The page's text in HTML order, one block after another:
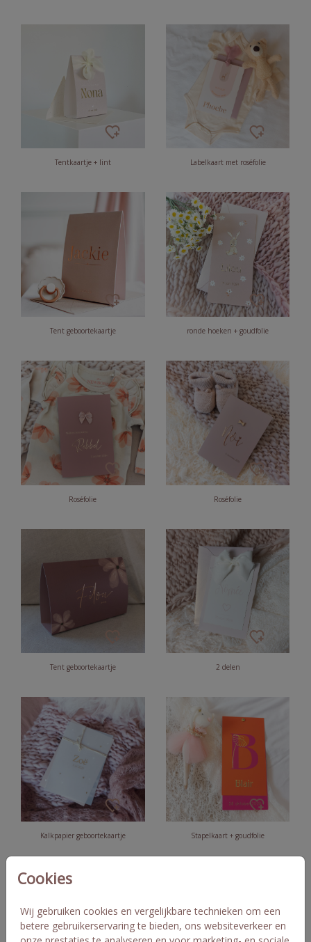
Cookies
Wij gebruiken cookies en vergelijkbare technieken om een
betere gebruikerservaring te bieden, ons websiteverkeer en
Tentkaartje + lint Labelkaart met roséfolie
Tent geboortekaartje ronde hoeken + goudfolie
Roséfolie Roséfolie
Tent geboortekaartje 2 delen
Kalkpapier geboortekaartje Stapelkaart + goudfolie